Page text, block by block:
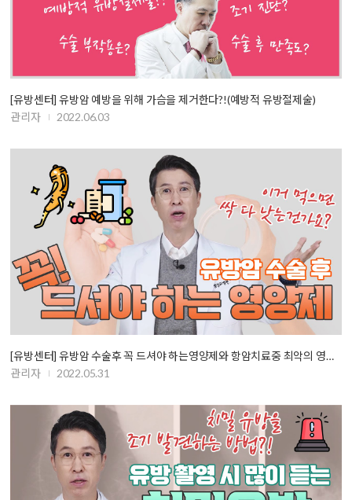
[유방센터] 유방암 예방을 위해 가슴을 제거한다?!(예방적 유방절제술)
관리자
2022.06.03
[유방센터] 유방암 수술후 꼭 드셔야 하는영양제와 항암치료중 최악의 영양제
관리자
2022.05.31